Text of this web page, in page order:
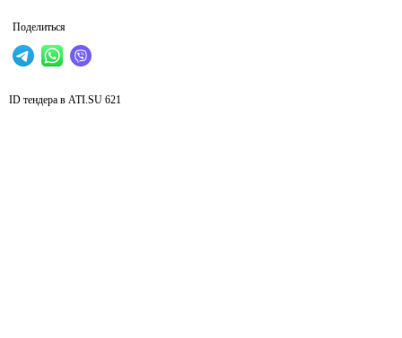
Поделиться
ID тендера в ATI.SU 621